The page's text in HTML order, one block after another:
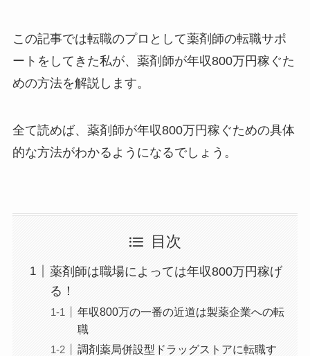
この記事では転職のプロとして薬剤師の転職サポ
ートをしてきた私が、薬剤師が年収800万円稼ぐた
めの方法を解説します。
全て読めば、薬剤師が年収800万円稼ぐための具体
的な方法がわかるようになるでしょう。
目次
薬剤師は職場によっては年収800万円稼げ
る！
年収800万の一番の近道は製薬企業への転
職
調剤薬局併設型ドラッグストアに転職す